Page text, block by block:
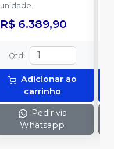
unidade.
R$ 6.389,90
Qtd :
Adicionar ao
carrinho
Pedir via
Whatsapp